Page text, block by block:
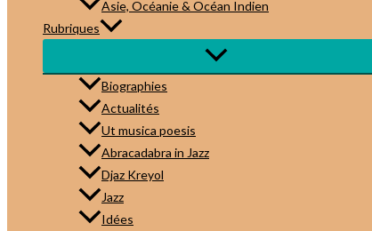
Asie, Océanie & Océan Indien
Rubriques
Biographies
Actualités
Ut musica poesis
Abracadabra in Jazz
Djaz Kreyol
Jazz
Idées